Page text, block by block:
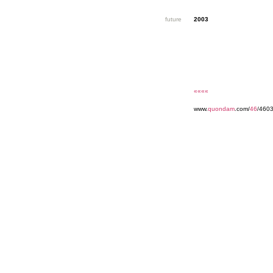
future 2003
««««
www.quondam .com/46/